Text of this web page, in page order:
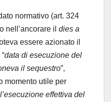
normativo (art. 324
nell’ancorare il dies a
essere azionato il
data di esecuzione del
il sequestro”,
momento utile per
l’esecuzione effettiva del